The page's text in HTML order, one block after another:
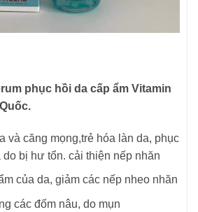
phục hồi da cấp ẩm Vitamin
và căng mọng,trẻ hóa làn da, phục
do bị hư tổn. cải thiện nếp nhăn
của da, giảm các nếp nheo nhăn
các đốm nâu, do mụn